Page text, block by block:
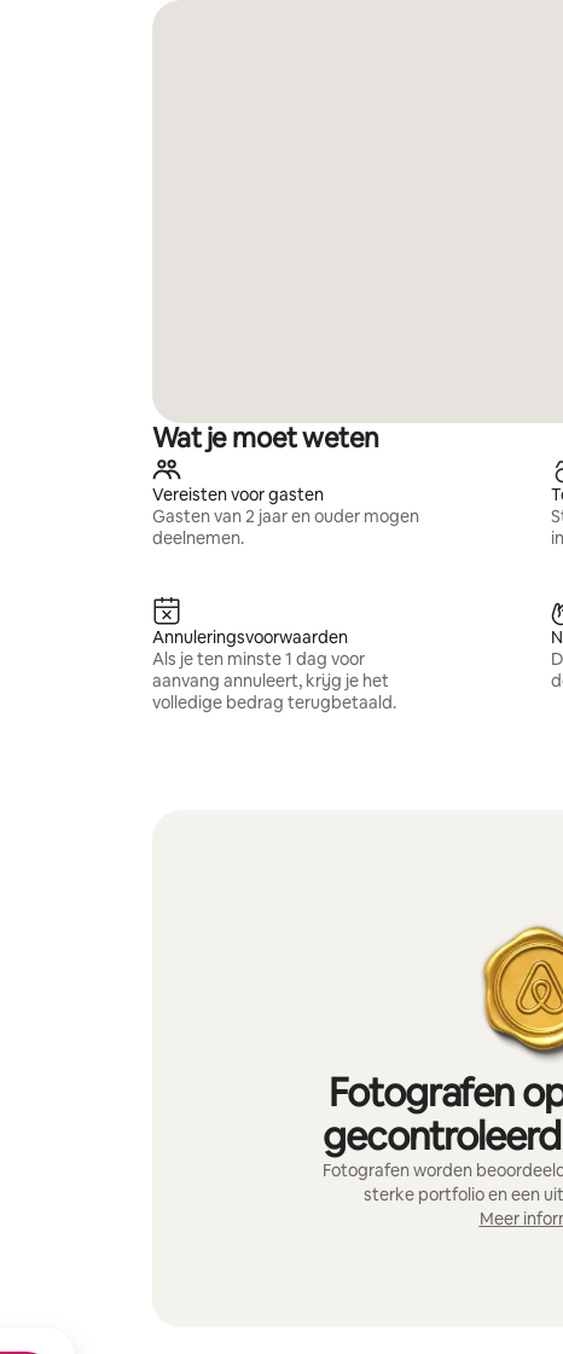
Wat je moet weten
Vereisten voor gasten
Gasten van 2 jaar en ouder mogen
deelnemen.
Annuleringsvoorwaarden
Als je ten minste 1 dag voor
aanvang annuleert, krijg je het
volledige bedrag terugbetaald.
Fotografen
Fotografen worden
sterke portfolio en een
Meer